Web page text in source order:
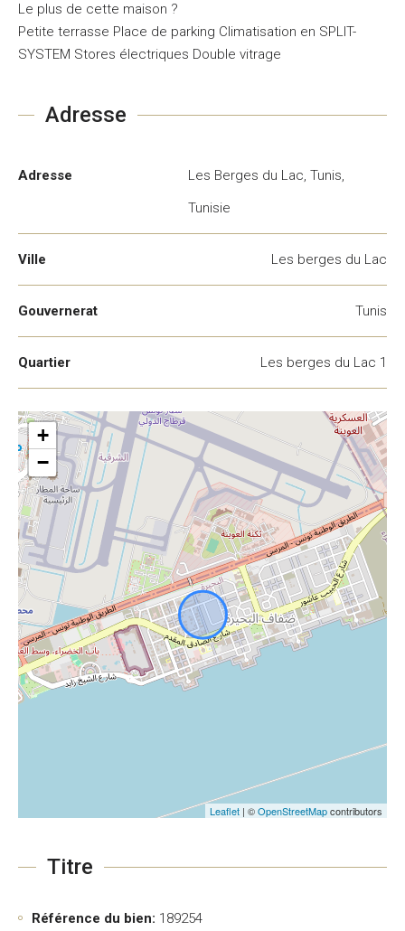
Le plus de cette maison ?
Petite terrasse Place de parking Climatisation en SPLIT-
SYSTEM Stores électriques Double vitrage
Adresse
Adresse
Les Berges du Lac, Tunis,
Tunisie
Ville Les berges du Lac
Gouvernerat Tunis
Quartier Les berges du Lac 1
+
−
Leaflet | ©OpenStreetMapcontributors
Titre
Référence du bien: 189254